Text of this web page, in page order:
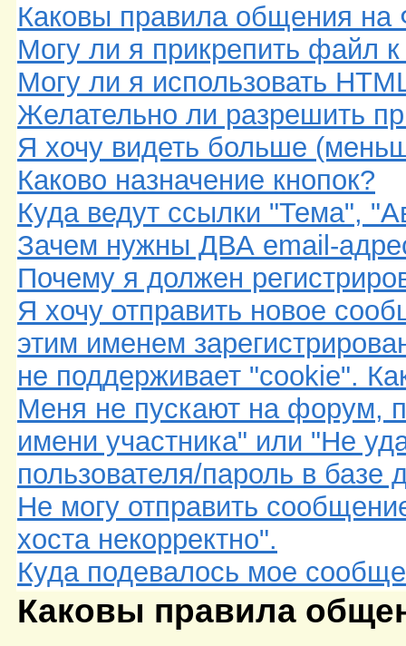
Каковы правила общения на
Могу ли я прикрепить файл
Могу ли я использовать
Желательно ли разрешить
Я хочу видеть больше
Каково назначение кнопок?
Куда ведут ссылки "Тема",
Зачем нужны ДВА email-
Почему я должен
Я хочу отправить новое
этим именем
не поддерживает "cookie".
Меня не пускают на форум,
имени участника" или "Не
пользователя/пароль в базе
Не могу отправить
хоста некорректно".
Куда подевалось мое
Каковы правила